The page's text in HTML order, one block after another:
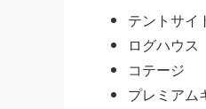
テントサイ
ログハウス
コテージ
プレミアム